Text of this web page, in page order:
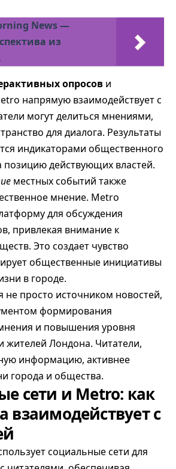
News —
из
опросов и
напрямую взаимодействует с
могут делиться мнениями,
для диалога. Результаты
индикаторами общественного
позицию действующих властей.
местных событий также
мнение. Metro
для обсуждения
привлекая внимание к
Это создает чувство
общественные инициативы
в городе.
не просто источником новостей,
формирования
и повышения уровня
жителей Лондона. Читатели,
информацию, активнее
города и общества.
сети и Metro: как
взаимодействует с
социальные сети для